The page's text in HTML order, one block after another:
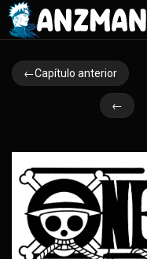
←Capítulo anterior
←